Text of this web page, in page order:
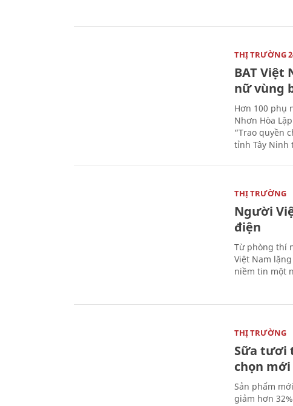
THỊ TRƯỜNG
BAT Việt
nữ vùng
Hơn 100 phụ
Nhơn Hòa
“Trao quyền
tỉnh Tây Ninh
THỊ TRƯỜNG
Người
điện
Từ phòng thí
Việt Nam
niềm tin một
THỊ TRƯỜNG
Sữa tươi
chọn
Sản phẩm
giảm hơn